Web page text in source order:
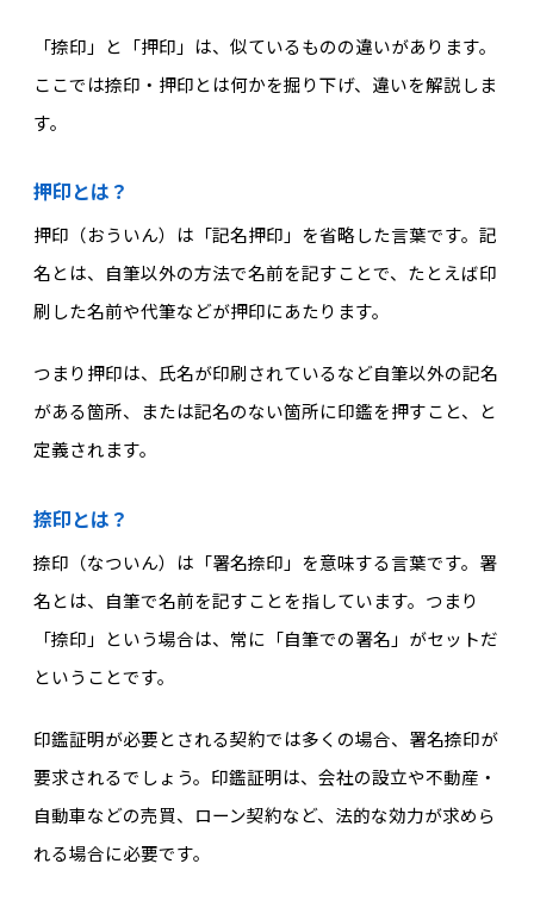
「捺印」と「押印」は、似ているものの違いがあります。
ここでは捺印・押印とは何かを掘り下げ、違いを解説しま
す。
押印とは？
押印（おういん）は「記名押印」を省略した言葉です。記
名とは、自筆以外の方法で名前を記すことで、たとえば印
刷した名前や代筆などが押印にあたります。
つまり押印は、氏名が印刷されているなど自筆以外の記名
がある箇所、または記名のない箇所に印鑑を押すこと、と
定義されます。
捺印とは？
捺印（なついん）は「署名捺印」を意味する言葉です。署
名とは、自筆で名前を記すことを指しています。つまり
「捺印」という場合は、常に「自筆での署名」がセットだ
ということです。
印鑑証明が必要とされる契約では多くの場合、署名捺印が
要求されるでしょう。印鑑証明は、会社の設立や不動産・
自動車などの売買、ローン契約など、法的な効力が求めら
れる場合に必要です。